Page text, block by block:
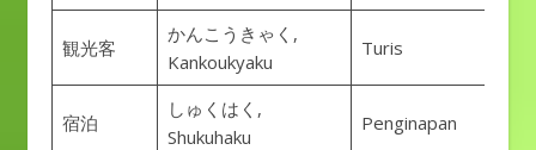
観光客
かんこうきゃく,
Kankoukyaku
Turis
宿泊
しゅくはく,
Shukuhaku
Penginapan